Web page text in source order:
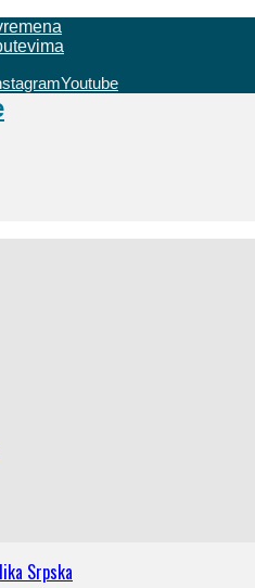
Youtube
Srpska